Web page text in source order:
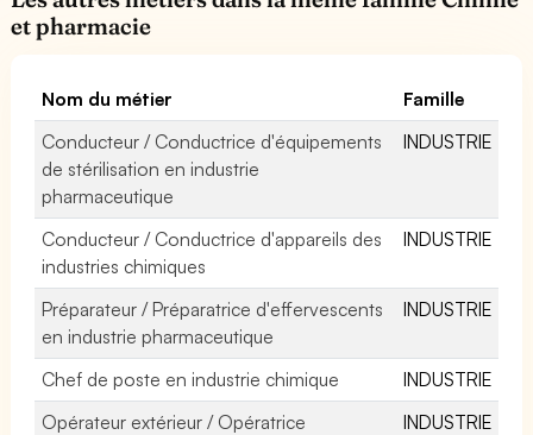
et pharmacie
Nom du métier
Famille
Conducteur / Conductrice d'équipements
de stérilisation en industrie
pharmaceutique
INDUSTRIE
Conducteur / Conductrice d'appareils des
industries chimiques
INDUSTRIE
Préparateur / Préparatrice d'effervescents
en industrie pharmaceutique
INDUSTRIE
Chef de poste en industrie chimique
INDUSTRIE
Opérateur extérieur / Opératrice
INDUSTRIE